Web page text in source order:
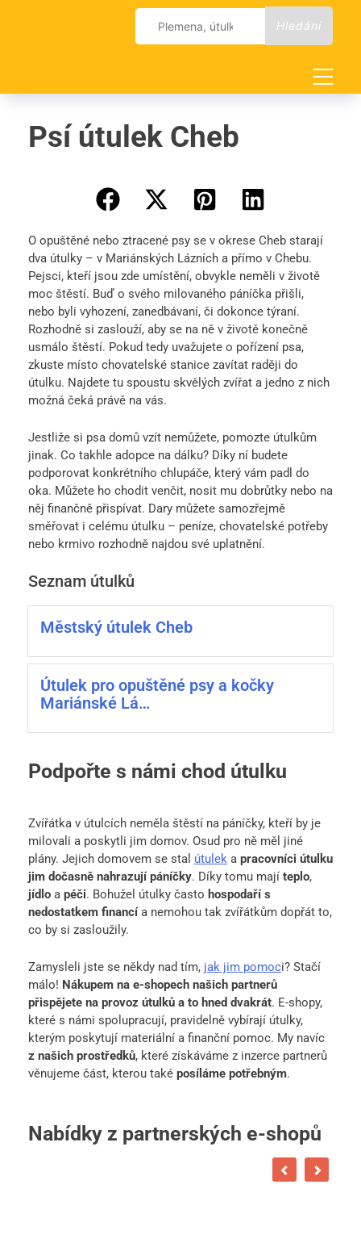
Vyhledávání
Psí útulek Cheb
O opuštěné nebo ztracené psy se v okrese Cheb starají
dva útulky – v Mariánských Lázních a přímo v Chebu.
Pejsci, kteří jsou zde umístění, obvykle neměli v životě
moc štěstí. Buď o svého milovaného páníčka přišli,
nebo byli vyhození, zanedbávaní, či dokonce týraní.
Rozhodně si zaslouží, aby se na ně v životě konečně
usmálo štěstí. Pokud tedy uvažujete o pořízení psa,
zkuste místo chovatelské stanice zavítat raději do
útulku. Najdete tu spoustu skvělých zvířat a jedno z nich
možná čeká právě na vás.
Jestliže si psa domů vzít nemůžete, pomozte útulkům
jinak. Co takhle adopce na dálku? Díky ní budete
podporovat konkrétního chlupáče, který vám padl do
oka. Můžete ho chodit venčit, nosit mu dobrůtky nebo na
něj finančně přispívat. Dary můžete samozřejmě
směřovat i celému útulku – peníze, chovatelské potřeby
nebo krmivo rozhodně najdou své uplatnění.
Seznam útulků
Městský útulek Cheb
Útulek pro opuštěné psy a kočky
Mariánské Lá…
Podpořte s námi chod útulku
Zvířátka v útulcích neměla štěstí na páníčky, kteří by je
milovali a poskytli jim domov. Osud pro ně měl jiné
plány. Jejich domovem se stal útulek a pracovníci útulku
jim dočasně nahrazují páníčky. Díky tomu mají teplo,
jídlo a péči. Bohužel útulky často hospodaří s
nedostatkem financía nemohou tak zvířátkům dopřát to,
co by si zasloužily.
Zamysleli jste se někdy nad tím, jak jim pomoci? Stačí
málo! Nákupem na e-shopech našich partnerů
přispějete na provoz útulků a to hned dvakrát. E-shopy,
které s námi spolupracují, pravidelně vybírají útulky,
kterým poskytují materiální a finanční pomoc. My navíc
z našich prostředků, které získáváme z inzerce partnerů
věnujeme část, kterou také posíláme potřebným.
Nabídky z partnerských e-shopů